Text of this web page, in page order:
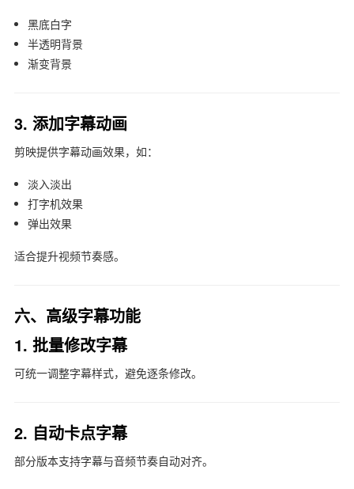
黑底白字
半透明背景
渐变背景
3. 添加字幕动画
剪映提供字幕动画效果，如：
淡入淡出
打字机效果
弹出效果
适合提升视频节奏感。
六、高级字幕功能
1. 批量修改字幕
可统一调整字幕样式，避免逐条修改。
2. 自动卡点字幕
部分版本支持字幕与音频节奏自动对齐。